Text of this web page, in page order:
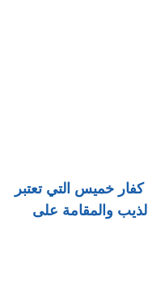
كفار خميس التي تعتبر
والمقامة على